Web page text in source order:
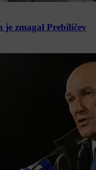
je zmagal Prebiličev